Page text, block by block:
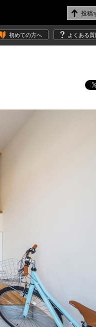
初めての方へ よくある質